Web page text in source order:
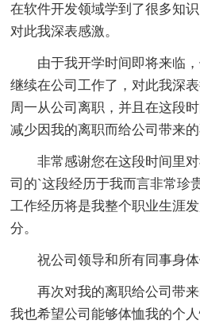
在软件开发领域学到了很多知
对此我深表感激。
由于我开学时间即将来临，
继续在公司工作了，对此我深
周一从公司离职，并且在这段
减少因我的离职而给公司带来的
非常感谢您在这段时间里对
司的`这段经历于我而言非常珍
工作经历将是我整个职业生涯
分。
祝公司领导和所有同事身体
再次对我的离职给公司带来
我也希望公司能够体恤我的个